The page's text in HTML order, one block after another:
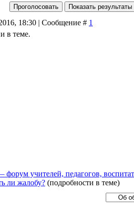
18:30 | Сообщение # 1
в теме.
форум учителей, педагогов,
ли жалобу? (подробности в теме)